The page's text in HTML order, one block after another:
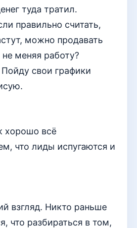
туда тратил.
правильно считать,
можно продавать
меняя работу?
свои графики
хорошо всё
что лиды испугаются и
взгляд. Никто раньше
что разбираться в том,